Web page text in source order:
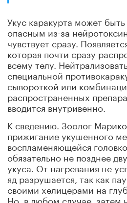
Укус каракурта может
опасным из-за
чувствует сразу.
которая почти сразу
всему телу.
специальной
сывороткой или
распространенных
вводится внутривенно.
К сведению. Зоолог
прижигание укушенного
воспламеняющейся
обязательно не позднее
укуса. От нагревания не
яд разрушается, так как
своими хелицерами на
Но, в любом случае, затем